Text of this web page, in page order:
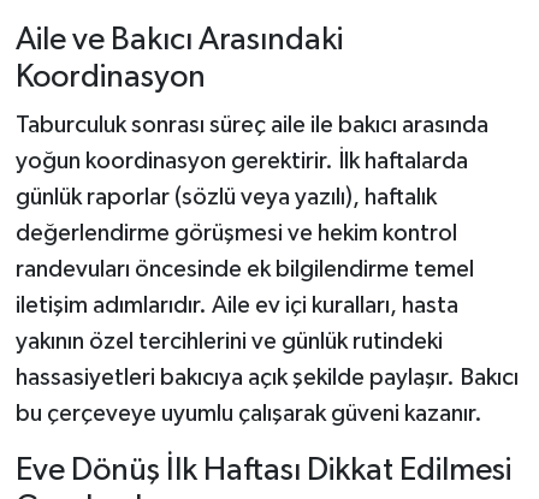
Aile ve Bakıcı Arasındaki
Koordinasyon
Taburculuk sonrası süreç aile ile bakıcı arasında
yoğun koordinasyon gerektirir. İlk haftalarda
günlük raporlar (sözlü veya yazılı), haftalık
değerlendirme görüşmesi ve hekim kontrol
randevuları öncesinde ek bilgilendirme temel
iletişim adımlarıdır. Aile ev içi kuralları, hasta
yakının özel tercihlerini ve günlük rutindeki
hassasiyetleri bakıcıya açık şekilde paylaşır. Bakıcı
bu çerçeveye uyumlu çalışarak güveni kazanır.
Eve Dönüş İlk Haftası Dikkat Edilmesi